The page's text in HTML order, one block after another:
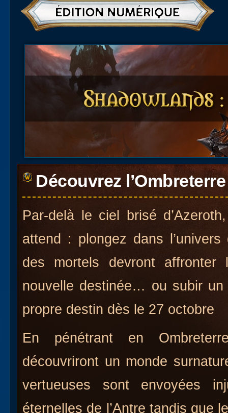
Découvrez
Par-delà le ciel brisé
attend : plongez dans l’univers
des mortels devront
nouvelle destinée… ou subir
propre destin dès le 27 octobre
En pénétrant en
découvriront un monde
vertueuses sont envoyées
éternelles de l’Antre tandis que